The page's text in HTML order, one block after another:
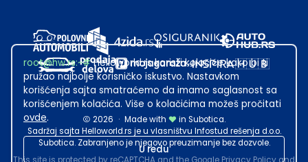
2026 · Made with
in Subotica.
Sadržaj sajta Helloworld.rs je u vlasništvu Infostud rešenja d.o.o.
Subotica. Zabranjeno je njegovo preuzimanje bez dozvole.
root@hw.rs:~#Helloworld.rs koristi kolačiće kako bi ti
pružao najbolje korisničko iskustvo. Nastavkom
korišćenja sajta smatraćemo da imamo saglasnost sa
korišćenjem kolačića. Više o kolačićima možeš pročitati
ovde.
U redu